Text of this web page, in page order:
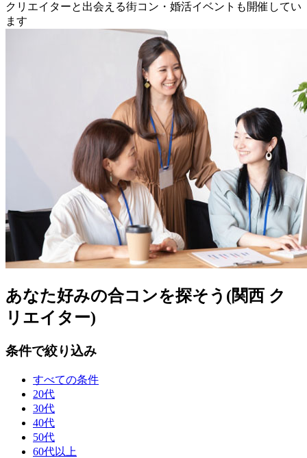
クリエイターと出会える街コン・婚活イベントも開催してい
ます
あなた好みの合コンを探そう(関西 ク
リエイター)
条件で絞り込み
すべての条件
20代
30代
40代
50代
60代以上